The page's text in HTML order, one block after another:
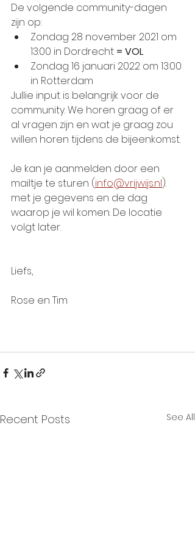
De volgende community-dagen
zijn op:
Zondag 28 november 2021 om
13:00 in Dordrecht = VOL
Zondag 16 januari 2022 om 13:00
in Rotterdam
Jullie input is belangrijk voor de
community. We horen graag of er
al vragen zijn en wat je graag zou
willen horen tijdens de bijeenkomst.
Je kan je aanmelden door een
mailtje te sturen (info@vrijwijs.nl).
met je gegevens en de dag
waarop je wil komen. De locatie
volgt later.
Liefs,
Rose en Tim
Recent Posts See All